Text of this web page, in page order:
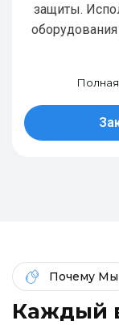
защиты.
Почему Мы
Каждый